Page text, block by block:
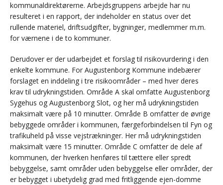
kommunaldirektørerne. Arbejdsgruppens arbejde har nu
resulteret i en rapport, der indeholder en status over det
rullende materiel, driftsudgifter, bygninger, medlemmer m.m.
for værnene i de to kommuner.
Derudover er der udarbejdet et forslag til risikovurdering i den
enkelte kommune. For Augustenborg Kommune indebærer
forslaget en inddeling i tre risikoområder – med hver deres
krav til udrykningstiden. Område A skal omfatte Augustenborg
Sygehus og Augustenborg Slot, og her må udrykningstiden
maksimalt være på 10 minutter. Område B omfatter de øvrige
bebyggede områder i kommunen, færgeforbindelsen til Fyn og
trafikuheld på visse vejstrækninger. Her må udrykningstiden
maksimalt være 15 minutter. Område C omfatter de dele af
kommunen, der hverken henføres til tættere eller spredt
bebyggelse, samt områder uden bebyggelse eller områder, der
er bebygget i ubetydelig grad med fritliggende ejen-domme